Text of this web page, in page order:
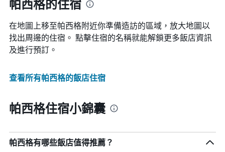
帕西格的住宿
在地圖上移至帕西格​​附近你準備造訪的區域，放大地圖以
找出周邊的住宿。 點擊住宿的名稱就能解鎖更多飯店資訊
及進行預訂。
查看所有帕西格​的飯店住宿
帕西格住宿小錦囊
帕西格有哪些飯店值得推薦？